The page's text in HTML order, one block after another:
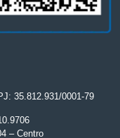
35.812.931/0001-79
– Centro